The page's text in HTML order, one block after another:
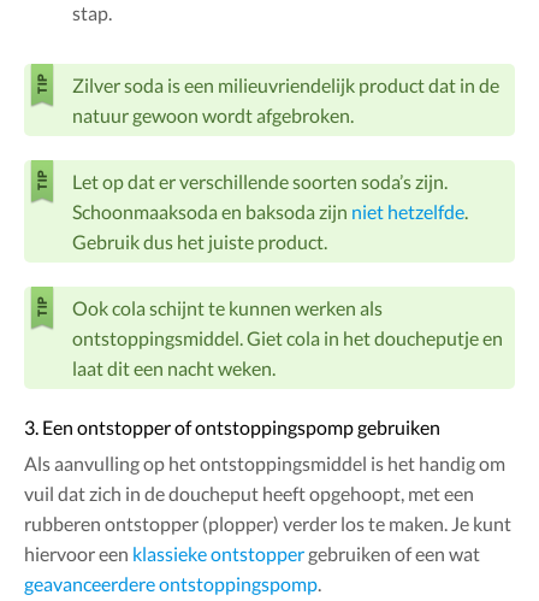
stap.
Zilver soda is een milieuvriendelijk product dat in de
natuur gewoon wordt afgebroken.
Let op dat er verschillende soorten soda’s zijn.
Schoonmaaksoda en baksoda zijn niet hetzelfde.
Gebruik dus het juiste product.
Ook cola schijnt te kunnen werken als
ontstoppingsmiddel. Giet cola in het doucheputje en
laat dit een nacht weken.
3. Een ontstopper of ontstoppingspomp gebruiken
Als aanvulling op het ontstoppingsmiddel is het handig om
vuil dat zich in de doucheput heeft opgehoopt, met een
rubberen ontstopper (plopper) verder los te maken. Je kunt
hiervoor een klassieke ontstopper gebruiken of een wat
geavanceerdere ontstoppingspomp.